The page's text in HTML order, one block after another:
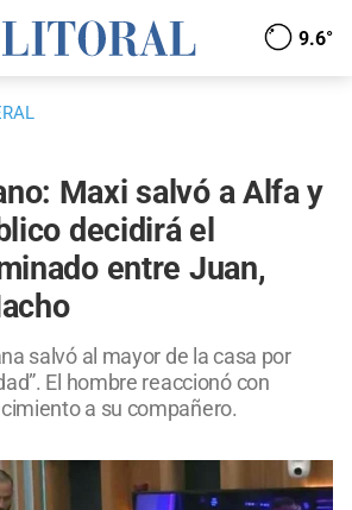
9.6°
Maxi salvó a Alfa y
decidirá el
entre Juan,
salvó al mayor de la casa por
El hombre reaccionó con
a su compañero.